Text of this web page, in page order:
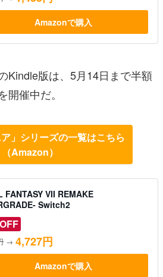
Amazonで購入
Kindle版は、5月14日まで半額
催中だ。
ア」シリーズの一覧はこちら
（Amazon）
FANTASY VII REMAKE
Switch2
→ 4,727円
Amazonで購入